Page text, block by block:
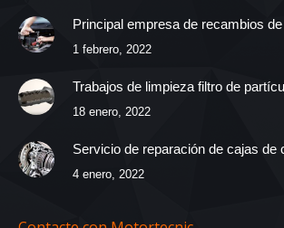
Principal empresa de recambios
1 febrero, 2022
Trabajos de limpieza filtro de
18 enero, 2022
Servicio de reparación de cajas de
4 enero, 2022